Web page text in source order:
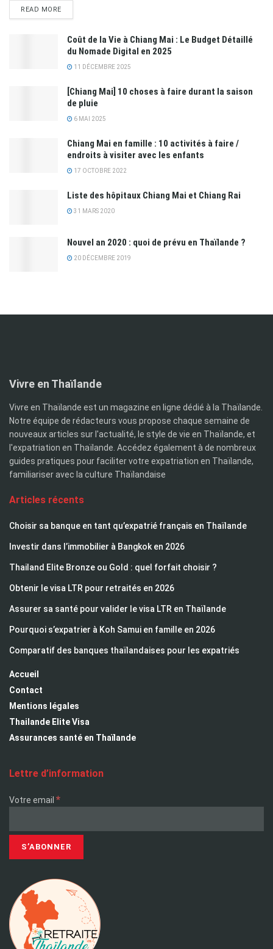
READ MORE
Coût de la Vie à Chiang Mai : Le Budget Détaillé
du Nomade Digital en 2025
11 DÉCEMBRE 2025
[Chiang Mai] 10 choses à faire durant la saison
de pluie
6 MAI 2025
Chiang Mai en famille : 10 activités à faire /
endroits à visiter avec les enfants
17 OCTOBRE 2022
Liste des hôpitaux Chiang Mai et Chiang Rai
31 MARS 2020
Nouvel an 2020 : quoi de prévu en Thaïlande ?
20 DÉCEMBRE 2019
Vivre en Thaïlande
Vivre en Thaïlande est un magazine en ligne dédié à la Thaïlande.
Notre équipe de rédacteurs vous propose chaque semaine de
nouveaux articles sur l'actualité, le style de vie en Thaïlande, et
l'expatriation en Thaïlande. Accédez également à de nombreux
guides pratiques pour faciliter votre expatriation en Thaïlande,
familiariser avec la culture Thaïlandaise
Articles récents
Choisir sa banque en tant qu’expatrié français en Thaïlande
Investir dans l’immobilier à Bangkok en 2026
Thailand Elite Bronze ou Gold : quel forfait choisir ?
Obtenir le visa LTR pour retraités en 2026
Assurer sa santé pour valider le visa LTR en Thaïlande
Pourquoi s’expatrier à Koh Samui en famille en 2026
Comparatif des banques thaïlandaises pour les expatriés
Accueil
Contact
Mentions légales
Thailande Elite Visa
Assurances santé en Thaïlande
Lettre d’information
Votre email *